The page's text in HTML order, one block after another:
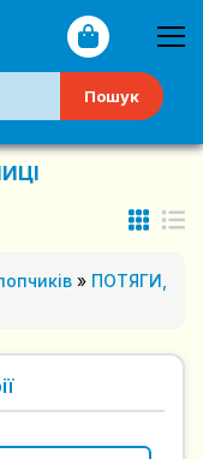
Пошук
» ПОТЯГИ,